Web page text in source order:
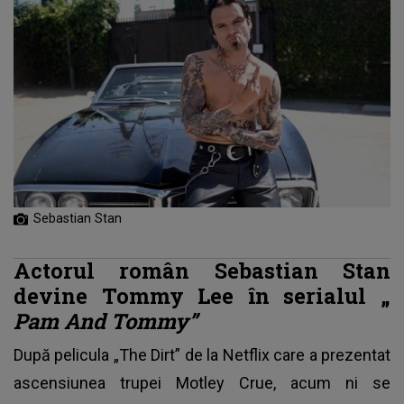
Sebastian Stan
Actorul român Sebastian Stan
devine Tommy Lee în serialul „
Pam And Tommy”
După pelicula „The Dirt” de la Netflixcare a prezentat
ascensiunea trupei Motley Crue, acum ni se